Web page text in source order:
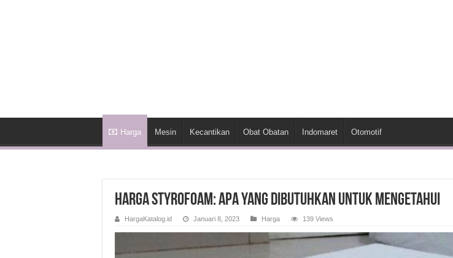
Harga Mesin Kecantikan Obat Obatan Indomaret Otomotif
Harga Styrofoam: Apa yang Dibutuhkan untuk Mengetahui
HargaKatalog.id Januari 8, 2023 Harga 139 Views